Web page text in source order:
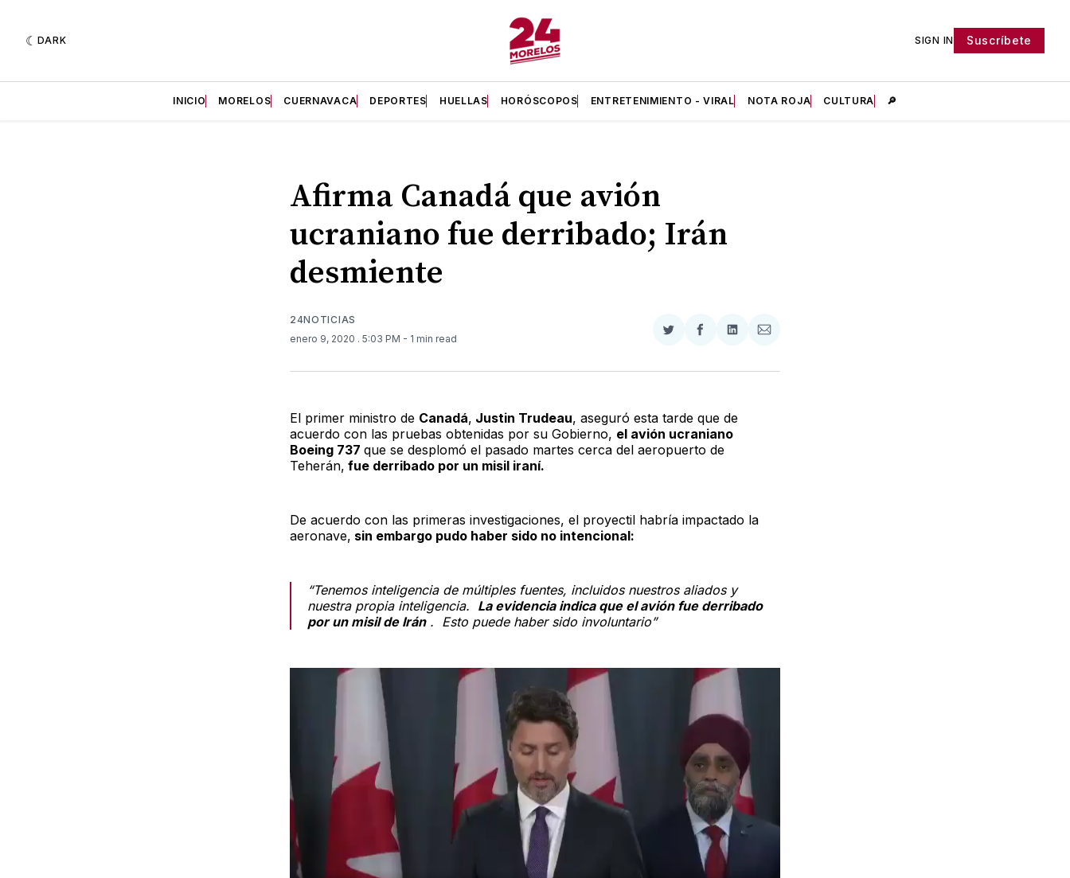
DARK SIGN IN Suscríbete
INICIO MORELOS CUERNAVACA DEPORTES HUELLAS HORÓSCOPOS ENTRETENIMIENTO - VIRAL NOTA ROJA CULTURA 🔎
Afirma Canadá que avión
ucraniano fue derribado; Irán
desmiente
24NOTICIAS
enero 9, 2020 . 5:03 PM - 1 min read
Compartir
Twitter
Compartir
Facebook
Compartir
LinkedIn
Compartir
Email
El primer ministro de Canadá, Justin Trudeau, aseguró esta tarde que de
acuerdo con las pruebas obtenidas por su Gobierno, el avión ucraniano
Boeing 737 que se desplomó el pasado martes cerca del aeropuerto de
Teherán, fue derribado por un misil iraní.
De acuerdo con las primeras investigaciones, el proyectil habría impactado la
aeronave, sin embargo pudo haber sido no intencional:
“Tenemos inteligencia de múltiples fuentes, incluidos nuestros aliados y
nuestra propia inteligencia. La evidencia indica que el avión fue derribado
por un misil de Irán. Esto puede haber sido involuntario”